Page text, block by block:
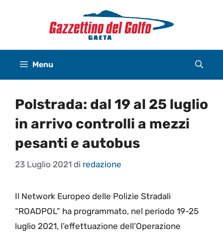
Menu
Polstrada: dal 19 al 25 luglio
in arrivo controlli a mezzi
pesanti e autobus
23 Luglio 2021 di redazione
Il Network Europeo delle Polizie Stradali
“ROADPOL” ha programmato, nel periodo 19-25
luglio 2021, l’effettuazione dell’Operazione